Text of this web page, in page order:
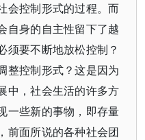
会控制形式的过程。而
自身的自主性留下了越
须要不断地放松控制？
整控制形式？这是因为
中，社会生活的许多方
一些新的事物，即存量
前面所说的各种社会团